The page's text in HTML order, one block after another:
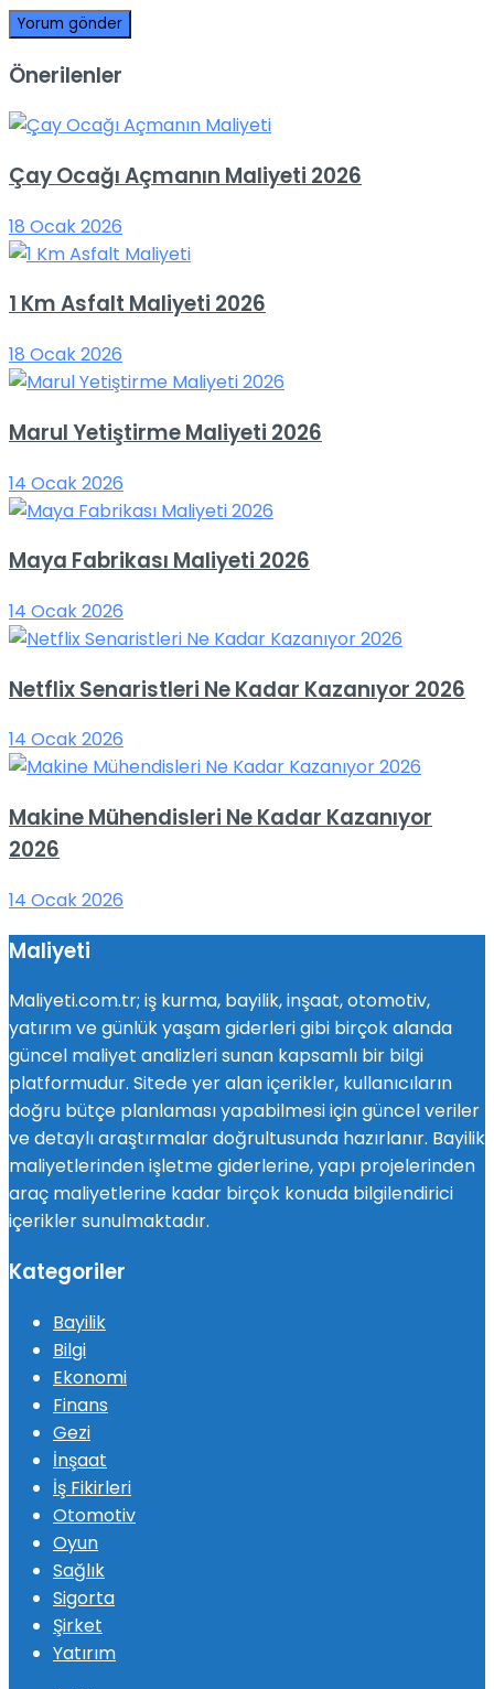
Önerilenler
Çay Ocağı Açmanın Maliyeti 2026
18 Ocak 2026
1 Km Asfalt Maliyeti 2026
18 Ocak 2026
Marul Yetiştirme Maliyeti 2026
14 Ocak 2026
Maya Fabrikası Maliyeti 2026
14 Ocak 2026
Netflix Senaristleri Ne Kadar Kazanıyor 2026
14 Ocak 2026
Makine Mühendisleri Ne Kadar Kazanıyor
2026
14 Ocak 2026
Maliyeti
Maliyeti.com.tr; iş kurma, bayilik, inşaat, otomotiv,
yatırım ve günlük yaşam giderleri gibi birçok alanda
güncel maliyet analizleri sunan kapsamlı bir bilgi
platformudur. Sitede yer alan içerikler, kullanıcıların
doğru bütçe planlaması yapabilmesi için güncel veriler
ve detaylı araştırmalar doğrultusunda hazırlanır. Bayilik
maliyetlerinden işletme giderlerine, yapı projelerinden
araç maliyetlerine kadar birçok konuda bilgilendirici
içerikler sunulmaktadır.
Kategoriler
Bayilik
Bilgi
Ekonomi
Finans
Gezi
İnşaat
İş Fikirleri
Otomotiv
Oyun
Sağlık
Sigorta
Şirket
Yatırım